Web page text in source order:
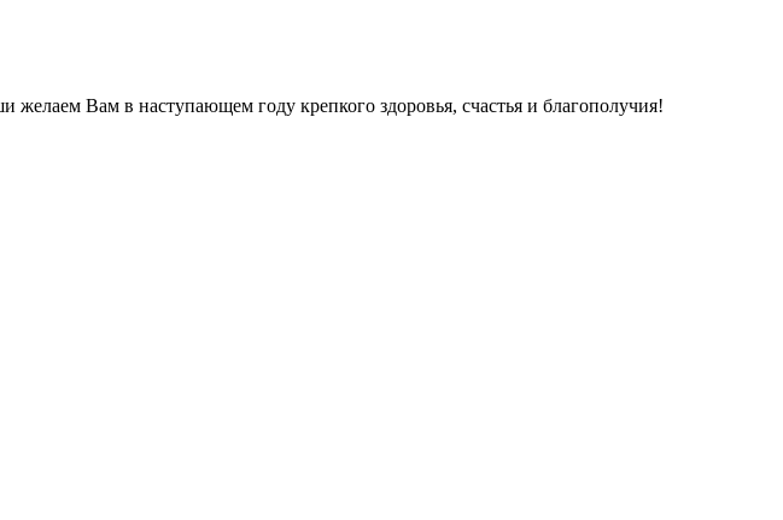
Вам в наступающем году крепкого здоровья, счастья и благополучия!